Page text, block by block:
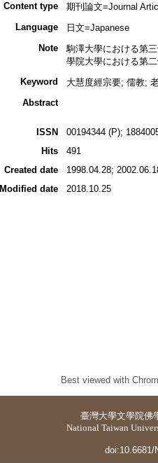
Content type
期刊論文=Journal
Language
日文=Japanese
Note
駒澤大學における第
學院大學における第
Keyword
大慧度經宗要; 儒教;
Abstract
ISSN
00194344 (P);
Hits
491
Created date
1998.04.28;
Modified date
2018.10.25
Best viewed with
臺灣大學文學院佛
National Taiwan
doi:10.6681/